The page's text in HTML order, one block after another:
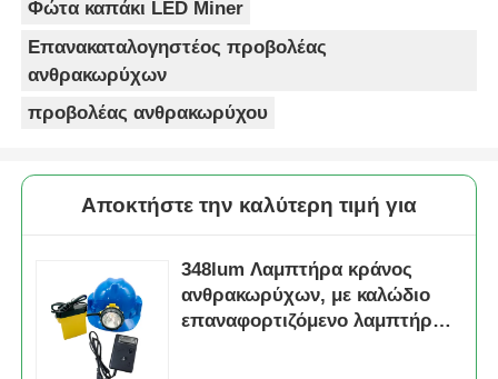
Φώτα καπάκι LED Miner
Επανακαταλογηστέος προβολέας
ανθρακωρύχων
προβολέας ανθρακωρύχου
Αποκτήστε την καλύτερη τιμή για
348lum Λαμπτήρα κράνος
ανθρακωρύχων, με καλώδιο
επαναφορτιζόμενο λαμπτήρα